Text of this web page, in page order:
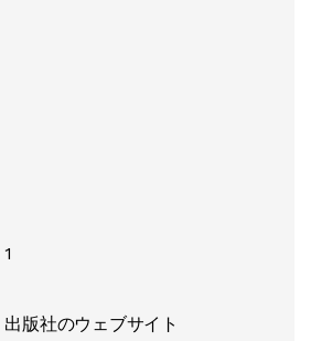
1
出版社のウェブサイト